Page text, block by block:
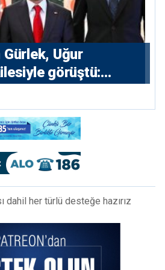
Uğur
görüştü:
olayı ortaya
dahil her türlü desteğe hazırız